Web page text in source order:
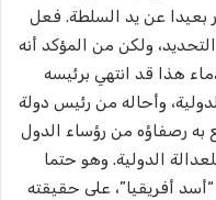
بعيدا عن يد السلطة. فعل
ولكن من المؤكد أنه
هذا قد انتهي برئيسه
وأحاله من رئيس دولة
به رصفاؤه من رؤساء الدول
الدولية. وهو حتما
أفريقيا”، على حقيقته